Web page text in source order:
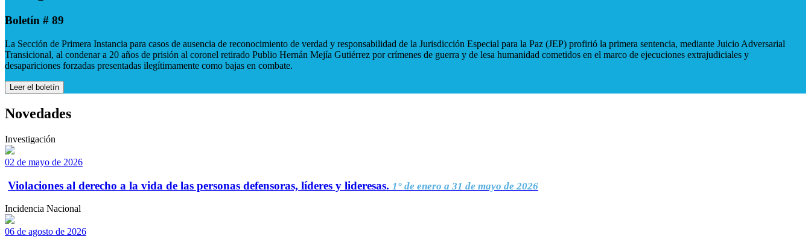
Boletín # 89
La Sección de Primera Instancia para casos de ausencia de reconocimiento de verdad y responsabilidad de la Jurisdicción Especial para la Paz (JEP) profirió la primera sentencia, mediante Juicio Adversarial
Transicional, al condenar a 20 años de prisión al coronel retirado Publio Hernán Mejía Gutiérrez por crímenes de guerra y de lesa humanidad cometidos en el marco de ejecuciones extrajudiciales y
desapariciones forzadas presentadas ilegítimamente como bajas en combate.
Leer el boletín
Novedades
Investigación
02 de mayo de 2026
Violaciones al derecho a la vida de las personas defensoras, líderes y lideresas. 1° de enero a 31 de mayo de 2026
Incidencia Nacional
06 de agosto de 2026